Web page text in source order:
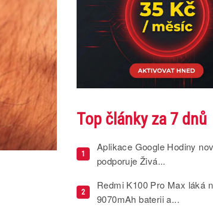
Top články za 7 dnů
1
Aplikace Google Hodiny
podporuje Živá...
2
Redmi K100 Pro Max láká
9070mAh baterii a...